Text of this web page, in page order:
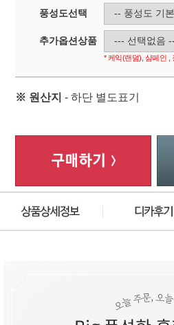
풍성도선택
추가옵션상품
* 케익(랜덤), 샴페인 ,
※ 원산지 - 하단 별도표기